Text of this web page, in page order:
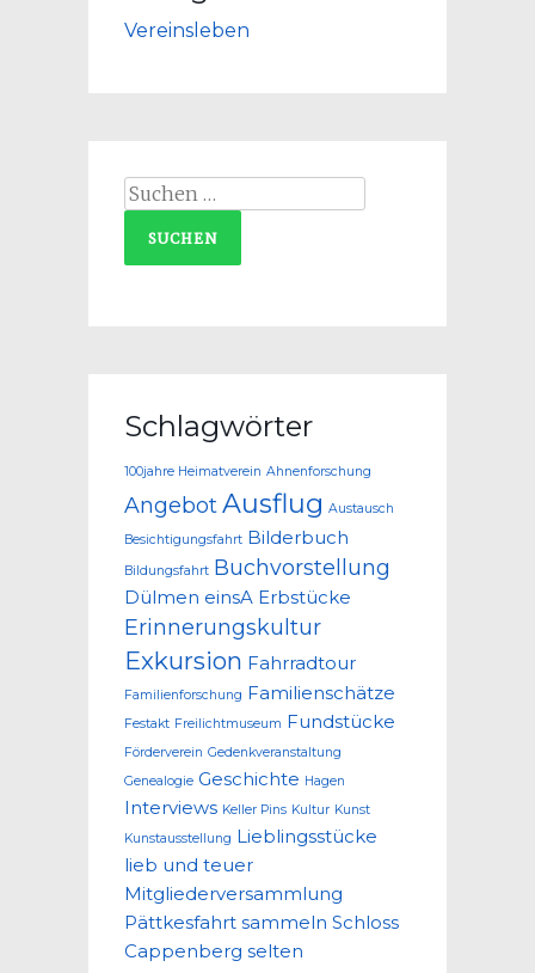
Vereinsleben
Suchen
nach:
Schlagwörter
100jahre Heimatverein Ahnenforschung
AngebotAusflug Austausch
Besichtigungsfahrt Bilderbuch
Bildungsfahrt Buchvorstellung
Dülmen einsA Erbstücke
Erinnerungskultur
Exkursion Fahrradtour
Familienforschung Familienschätze
Festakt Freilichtmuseum Fundstücke
Förderverein Gedenkveranstaltung
Genealogie Geschichte Hagen
Interviews Keller Pins Kultur Kunst
Kunstausstellung Lieblingsstücke
lieb und teuer
Mitgliederversammlung
Pättkesfahrt sammeln Schloss
Cappenberg selten